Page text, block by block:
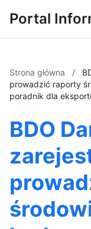
Portal
Strona główna /
prowadzić raporty
poradnik dla
BDO